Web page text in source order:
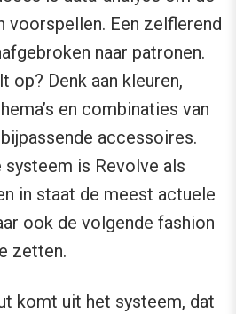
voorspellen. Een zelflerend
naar patronen.
op? Denk aan kleuren,
en combinaties van
accessoires.
systeem is Revolve als
in staat de meest actuele
ook de volgende fashion
zetten.
komt uit het systeem, dat